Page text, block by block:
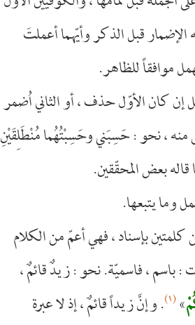
قبل الذكر وأيّهما أعملتَ
موافقاً للظاهر.
إن كان الأوّل حذف ، أو الثاني اُضمر ،
، نحو : حَسِبَني وحَسِبْتُهُما مُنْطَلِقَيْنِ
بعض المحقّقين.
يتبعها.
بإسناد ، فهي أعمّ من الكلام
باسم ، فاسميّة. نحو : زيدٌ قائمٌ ،
(١) . وإنَّ زيداً قائمٌ ، إذ لا عبرة